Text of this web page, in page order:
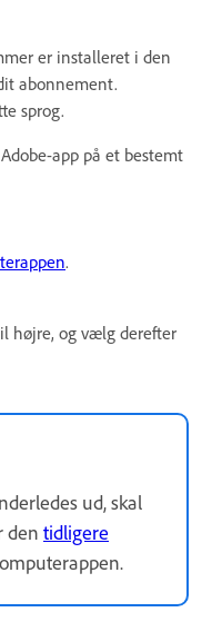
er installeret i den
abonnement.
sprog.
app på et bestemt
.
højre, og vælg derefter
ud, skal
den tidligere